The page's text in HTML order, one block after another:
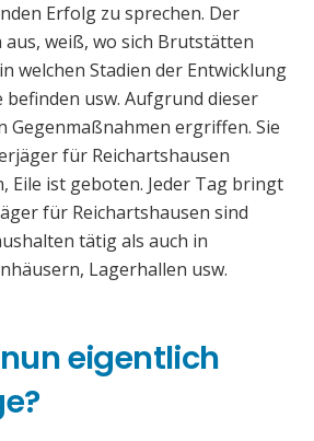
Erfolg zu sprechen. Der
aus, weiß, wo sich Brutstätten
welchen Stadien der Entwicklung
befinden usw. Aufgrund dieser
Gegenmaßnahmen ergriffen. Sie
für Reichartshausen
Eile ist geboten. Jeder Tag bringt
für Reichartshausen sind
tätig als auch in
Lagerhallen usw.
eigentlich